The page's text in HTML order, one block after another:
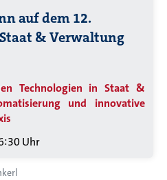
auf dem 12.
& Verwaltung
Technologien in Staat &
und innovative
Uhr